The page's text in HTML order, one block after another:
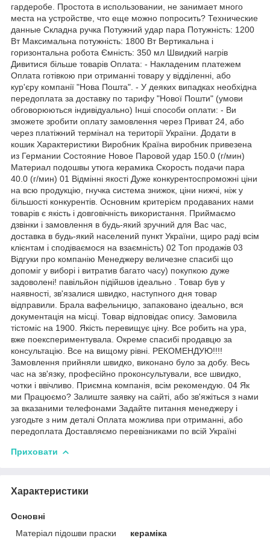
гардеробе. Простота в использовании, не занимает много
места на устройстве, что еще можно попросить? Технические
данные Складна ручка Потужний удар пара Потужність: 1200
Вт Максимальна потужність: 1800 Вт Вертикальна і
горизонтальна робота Ємність: 350 мл Швидкий нагрів
Дивитися більше товарів Оплата: - Накладеним платежем
Оплата готівкою при отриманні товару у відділенні, або
кур'єру компанії "Нова Пошта". - У деяких випадках необхідна
передоплата за доставку по тарифу "Нової Пошти" (умови
обговорюються індивідуально) Інші способи оплати: - Ви
зможете зробити оплату замовлення через Приват 24, або
через платіжний термінал на території України. Додати в
кошик Характеристики Виробник Країна виробник привезена
из Германии Состояние Новое Паровой удар 150.0 (г/мин)
Материал подошвы утюга керамика Скорость подачи пара
40.0 (г/мин) 01 Відмінні якості Дуже конкурентоспроможні ціни
на всю продукцію, гнучка система знижок, ціни нижчі, ніж у
більшості конкурентів. Основним критерієм продаваних нами
товарів є якість і довговічність використання. Приймаємо
дзвінки і замовлення в будь-який зручний для Вас час,
доставка в будь-який населений пункт України, щиро раді всім
клієнтам і сподіваємося на взаємність) 02 Топ продажів 03
Відгуки про компанію Менеджеру величезне спасибі що
допоміг у виборі і витратив багато часу) покупкою дуже
задоволені! павільйон підійшов ідеально . Товар був у
наявності, зв'язалися швидко, наступного дня товар
відправили. Брала вафельницю, запаковано ідеально, вся
документація на місці. Товар відповідає опису. Замовила
тістоміс на 1900. Якість перевищує ціну. Все робить на ура,
вже поекспериментувала. Окреме спасибі продавцю за
консультацію. Все на вищому рівні. РЕКОМЕНДУЮ!!!!
Замовлення прийняли швидко, виконано було за добу. Весь
час на зв'язку, професійно проконсультували, все швидко,
чотки і ввічливо. Приємна компанія, всім рекомендую. 04 Як
ми Працюємо? Залиште заявку на сайті, або зв'яжіться з нами
за вказаними телефонами Задайте питання менеджеру і
узгодьте з ним деталі Оплата можлива при отриманні, або
передоплата Доставляємо перевізниками по всій Україні
Приховати
Характеристики
Основні
Матеріал підошви праски
кераміка